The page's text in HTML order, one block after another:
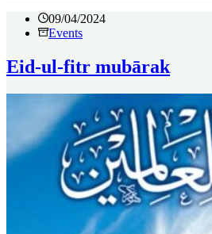
09/04/2024
Events
Eid-ul-fitr mubārak